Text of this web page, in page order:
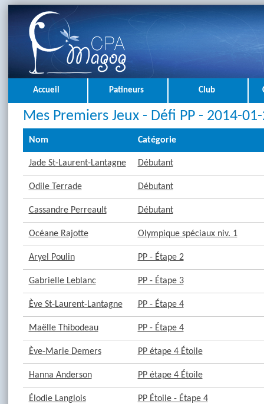
Accueil Patineurs Club
Mes Premiers Jeux - Défi PP - 2014-
Nom Catégorie
Jade St-Laurent-Lantagne Débutant
Odile Terrade Débutant
Cassandre Perreault Débutant
Océane Rajotte Olympique spéciaux niv. 1
Aryel Poulin PP - Étape 2
Gabrielle Leblanc PP - Étape 3
Ève St-Laurent-Lantagne PP - Étape 4
Maëlle Thibodeau PP - Étape 4
Ève-Marie Demers PP étape 4 Étoile
Hanna Anderson PP étape 4 Étoile
Élodie Langlois PP Étoile - Étape 4